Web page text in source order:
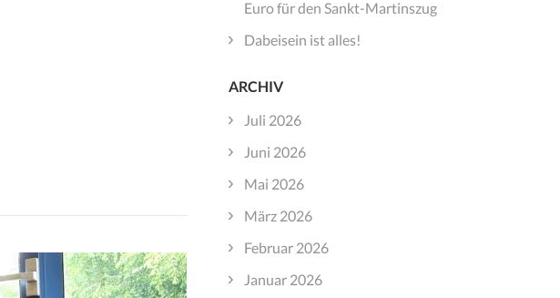
Euro für den Sankt-Martinszug
Dabeisein ist alles!
ARCHIV
Juli 2026
Juni 2026
Mai 2026
März 2026
Februar 2026
Januar 2026